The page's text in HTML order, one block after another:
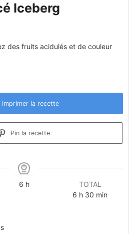
Iceberg
des fruits acidulés et de couleur
Imprimer la recette
Pin la recette
6heures
h
TOTAL
6 heures
h 30 minutes
min